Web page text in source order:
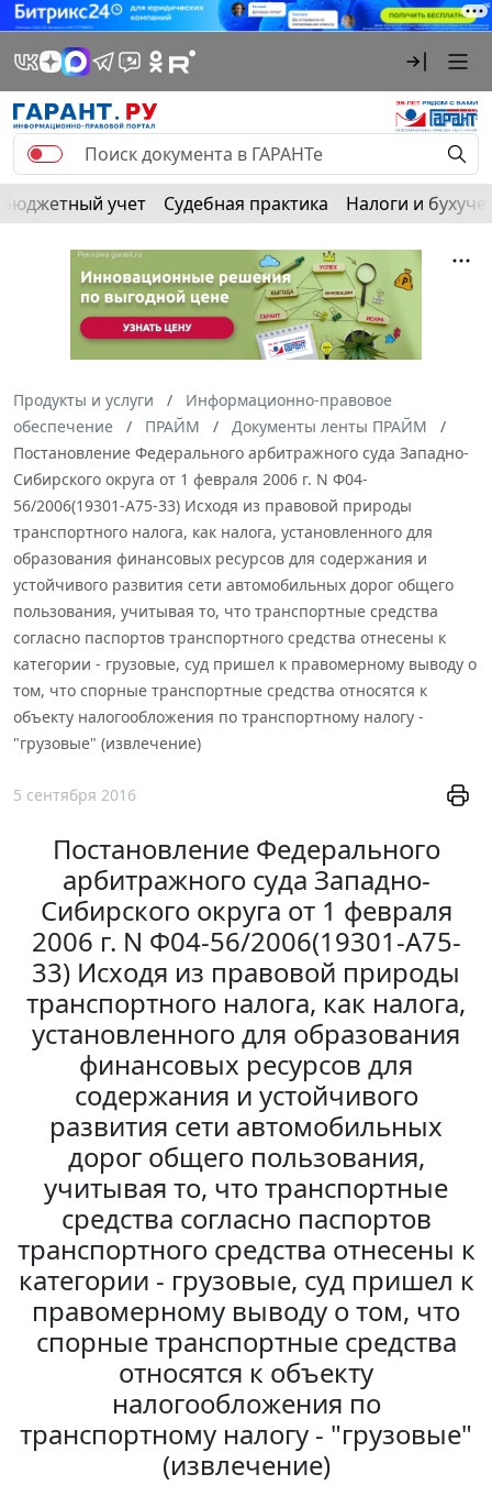
Бюджетный учет Судебная практика Налоги и
Продукты и услуги
Информационно-правовое
обеспечение
ПРАЙМ
Документы ленты ПРАЙМ
Постановление Федерального арбитражного суда Западно-
Сибирского округа от 1 февраля 2006 г. N Ф04-
56/2006(19301-А75-33) Исходя из правовой природы
транспортного налога, как налога, установленного для
образования финансовых ресурсов для содержания и
устойчивого развития сети автомобильных дорог общего
пользования, учитывая то, что транспортные средства
согласно паспортов транспортного средства отнесены к
категории - грузовые, суд пришел к правомерному выводу о
том, что спорные транспортные средства относятся к
объекту налогообложения по транспортному налогу -
"грузовые" (извлечение)
5 сентября 2016
Постановление Федерального
арбитражного суда Западно-
Сибирского округа от 1 февраля
2006 г. N Ф04-56/2006(19301-А75-
33) Исходя из правовой природы
транспортного налога, как налога,
установленного для образования
финансовых ресурсов для
содержания и устойчивого
развития сети автомобильных
дорог общего пользования,
учитывая то, что транспортные
средства согласно паспортов
транспортного средства отнесены к
категории - грузовые, суд пришел к
правомерному выводу о том, что
спорные транспортные средства
относятся к объекту
налогообложения по
транспортному налогу - "грузовые"
(извлечение)